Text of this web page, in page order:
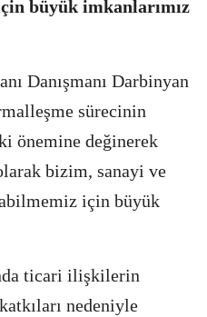
büyük imkanlarımız
Danışmanı Darbinyan
sürecinin
önemine değinerek
bizim, sanayi ve
için büyük
ticari ilişkilerin
nedeniyle